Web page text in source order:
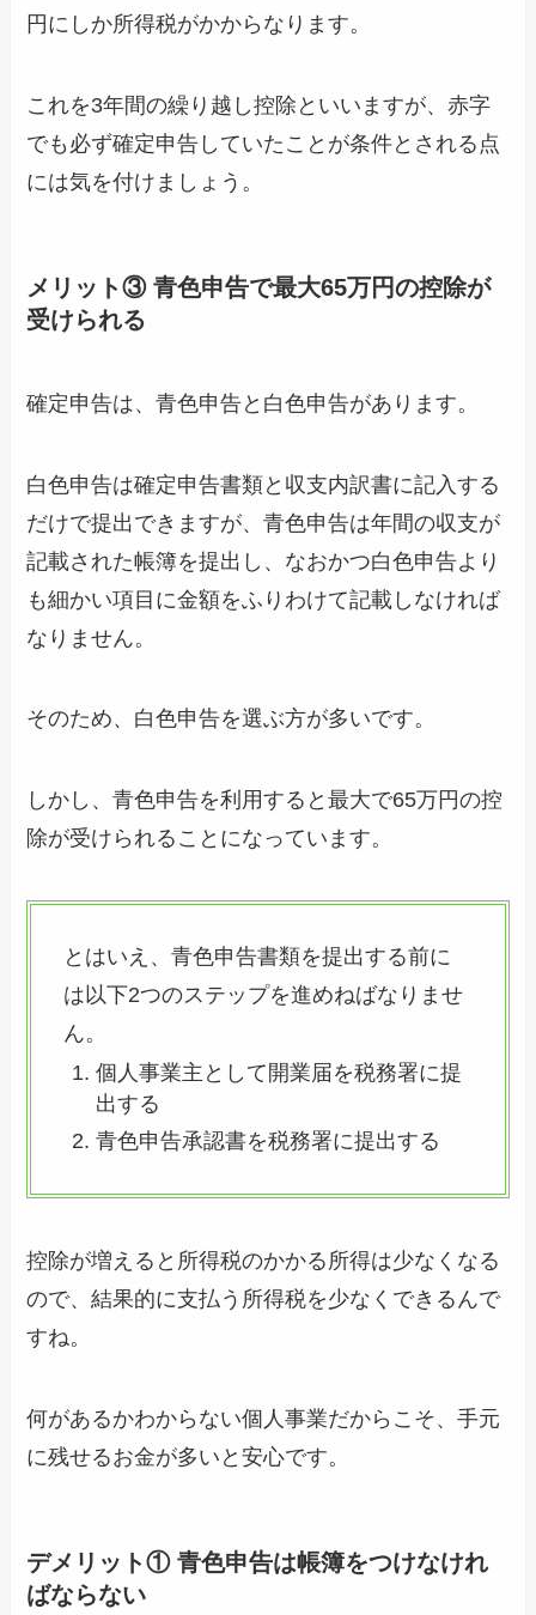
円にしか所得税がかからなります。
これを3年間の繰り越し控除といいますが、赤字
でも必ず確定申告していたことが条件とされる点
には気を付けましょう。
メリット③ 青色申告で最大65万円の控除が
受けられる
確定申告は、青色申告と白色申告があります。
白色申告は確定申告書類と収支内訳書に記入する
だけで提出できますが、青色申告は年間の収支が
記載された帳簿を提出し、なおかつ白色申告より
も細かい項目に金額をふりわけて記載しなければ
なりません。
そのため、白色申告を選ぶ方が多いです。
しかし、青色申告を利用すると最大で65万円の控
除が受けられることになっています。
とはいえ、青色申告書類を提出する前に
は以下2つのステップを進めねばなりませ
ん。
個人事業主として開業届を税務署に提
出する
青色申告承認書を税務署に提出する
控除が増えると所得税のかかる所得は少なくなる
ので、結果的に支払う所得税を少なくできるんで
すね。
何があるかわからない個人事業だからこそ、手元
に残せるお金が多いと安心です。
デメリット① 青色申告は帳簿をつけなけれ
ばならない